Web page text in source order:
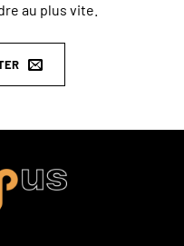
au plus vite.